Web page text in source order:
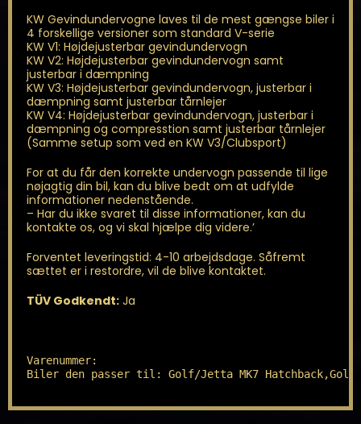
KW Gevindundervogne laves til de mest gængse biler i
4 forskellige versioner som standard V-serie
KW V1: Højdejusterbar gevindundervogn
KW V2: Højdejusterbar gevindundervogn samt
justerbar i dæmpning
KW V3: Højdejusterbar gevindundervogn, justerbar i
dæmpning samt justerbar tårnlejer
KW V4: Højdejusterbar gevindundervogn, justerbar i
dæmpning og compresstion samt justerbar tårnlejer
(Samme setup som ved en KW V3/Clubsport)
For at du får den korrekte undervogn passende til lige
nøjagtig din bil, kan du blive bedt om at udfylde
informationer nedenstående.
– Har du ikke svaret til disse informationer, kan du
kontakte os, og vi skal hjælpe dig videre.’
Forventet leveringstid: 4-10 arbejdsdage. Såfremt
sættet er i restordre, vil de blive kontaktet.
TÜV Godkendt:Ja
Varenummer:
Biler den passer til: Golf/Jetta MK7 Hatchback,Golf/